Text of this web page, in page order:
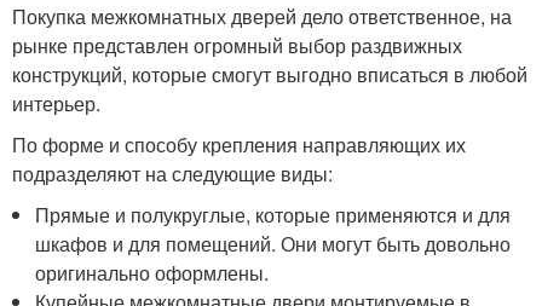
Покупка межкомнатных дверей дело ответственное, на
рынке представлен огромный выбор раздвижных
конструкций, которые смогут выгодно вписаться в любой
интерьер.
По форме и способу крепления направляющих их
подразделяют на следующие виды:
Прямые и полукруглые, которые применяются и для
шкафов и для помещений. Они могут быть довольно
оригинально оформлены.